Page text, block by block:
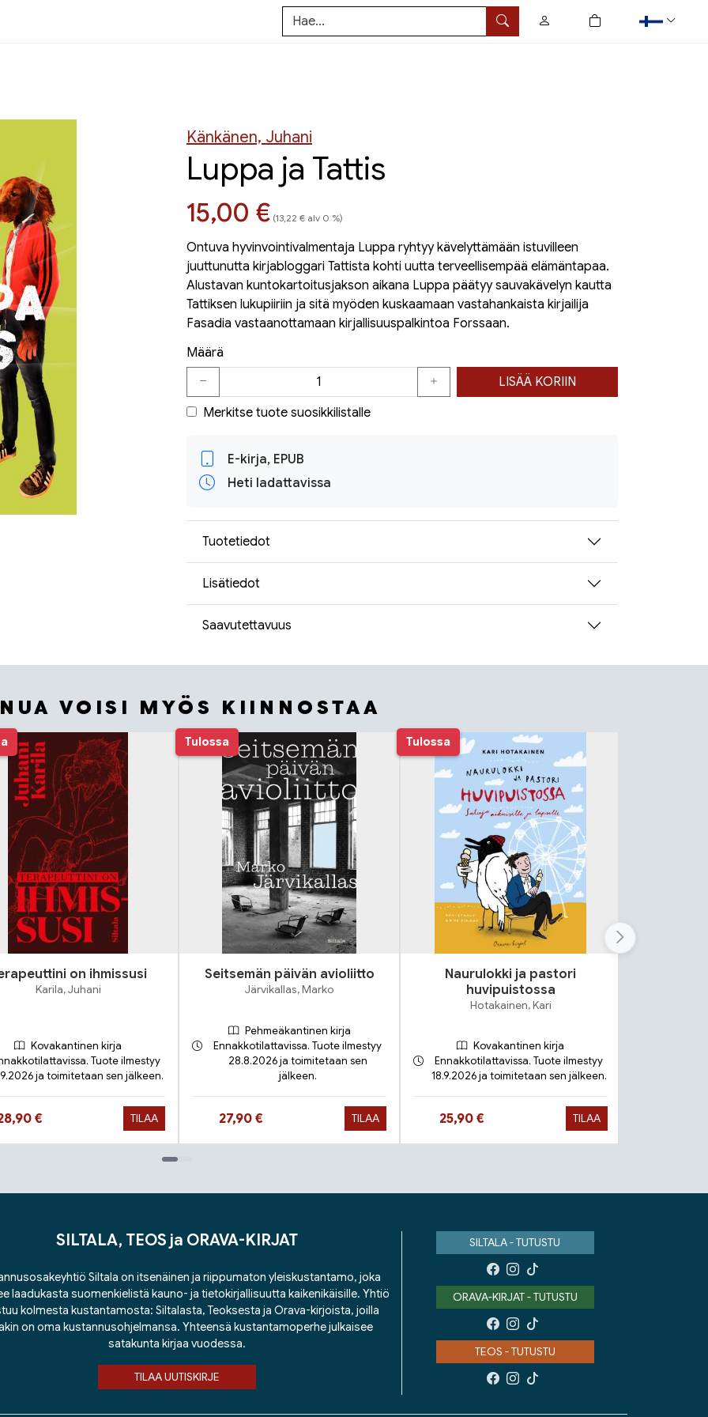
Hae
0
tuotetta ostoskorissa
Känkänen, Juhani
Luppa ja Tattis
Hinta nyt
15,00 € (13,22 € alv 0 %)
Ontuva hyvinvointivalmentaja Luppa ryhtyy kävelyttämään istuvilleen
juuttunutta kirjabloggari Tattista kohti uutta terveellisempää elämäntapaa.
Alustavan kuntokartoitusjakson aikana Luppa päätyy sauvakävelyn kautta
Tattiksen lukupiiriin ja sitä myöden kuskaamaan vastahankaista kirjailija
Fasadia vastaanottamaan kirjallisuuspalkintoa Forssaan.
Määrä
LISÄÄ KORIIN
Merkitse tuote suosikkilistalle
E-kirja, EPUB
Heti ladattavissa
Tuotetiedot
Lisätiedot
Saavutettavuus
VOISI MYÖS KIINNOSTAA
on ihmissusi
Karila, Juhani
Kovakantinen kirja
Tuote ilmestyy
ja toimitetaan sen jälkeen.
nyt
€ TILAA
Tulossa
Seitsemän päivän avioliitto
Järvikallas, Marko
Pehmeäkantinen kirja
Ennakkotilattavissa. Tuote ilmestyy
28.8.2026 ja toimitetaan sen
jälkeen.
Hinta nyt
27,90 € TILAA
Tulossa
Naurulokki ja pastori
huvipuistossa
Hotakainen, Kari
Kovakantinen kirja
Ennakkotilattavissa. Tuote ilmestyy
18.9.2026 ja toimitetaan sen jälkeen.
Hinta nyt
25,90 € TILAA
SILTALA, TEOS ja ORAVA-KIRJAT
Siltala on itsenäinen ja riippumaton yleiskustantamo, joka
laadukasta suomenkielistä kauno- ja tietokirjallisuutta kaikenikäisille. Yhtiö
kolmesta kustantamosta: Siltalasta, Teoksesta ja Orava-kirjoista, joilla
on oma kustannusohjelmansa. Yhteensä kustantamoperhe julkaisee
satakunta kirjaa vuodessa.
TILAA UUTISKIRJE
SILTALA - TUTUSTU
ORAVA-KIRJAT - TUTUSTU
TEOS - TUTUSTU